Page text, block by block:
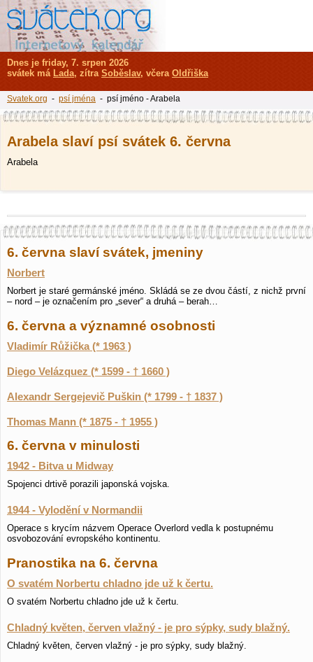
Arabela slaví psí svátek 6. června
Arabela
6. června slaví svátek, jmeniny
Norbert
Norbert je staré germánské jméno. Skládá se ze dvou částí, z nichž první
– nord – je označením pro „sever“ a druhá – berah…
6. června a významné osobnosti
Vladimír Růžička (* 1963 )
Diego Velázquez (* 1599 - † 1660 )
Alexandr Sergejevič Puškin (* 1799 - † 1837 )
Thomas Mann (* 1875 - † 1955 )
6. června v minulosti
1942 - Bitva u Midway
Spojenci drtivě porazili japonská vojska.
1944 - Vylodění v Normandii
Operace s krycím názvem Operace Overlord vedla k postupnému
osvobozování evropského kontinentu.
Pranostika na 6. června
O svatém Norbertu chladno jde už k čertu.
O svatém Norbertu chladno jde už k čertu.
Chladný květen, červen vlažný - je pro sýpky, sudy blažný.
Chladný květen, červen vlažný - je pro sýpky, sudy blažný.
Dnes je friday, 7. srpen 2026
svátek má Lada, zítra Soběslav, včera Oldřiška
Svatek.org - psí jména - psí jméno - Arabela